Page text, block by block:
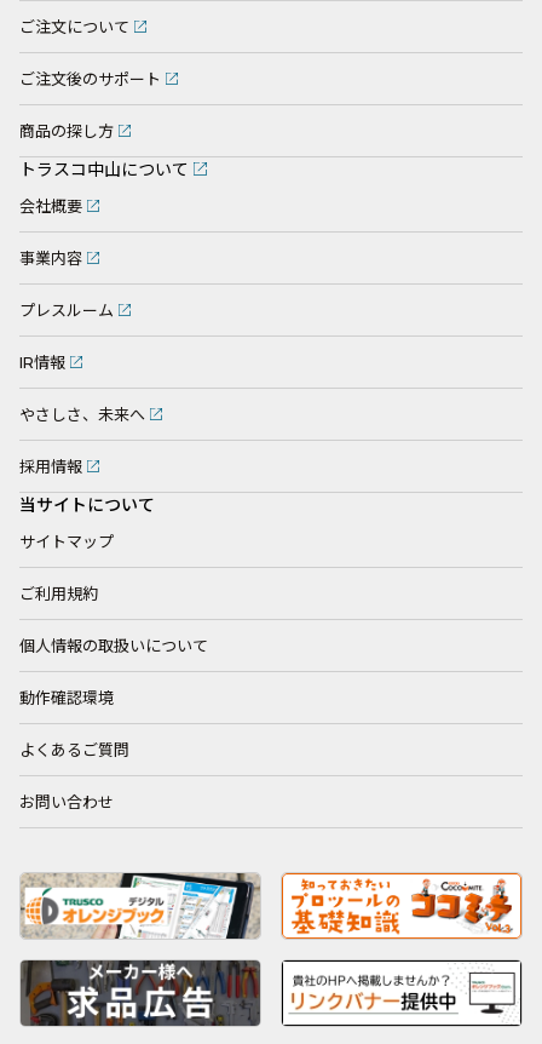
ご注文について
ご注文後のサポート
商品の探し方
トラスコ中山について
会社概要
事業内容
プレスルーム
IR情報
やさしさ、未来へ
採用情報
当サイトについて
サイトマップ
ご利用規約
個人情報の取扱いについて
動作確認環境
よくあるご質問
お問い合わせ